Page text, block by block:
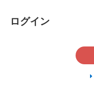
ログイン